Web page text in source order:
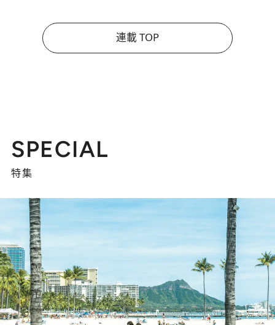
連載 TOP
SPECIAL
特集